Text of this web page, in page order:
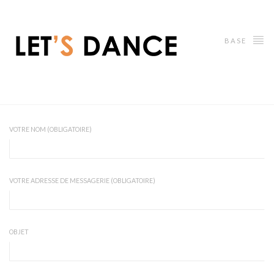
BASE
VOTRE NOM (OBLIGATOIRE)
VOTRE ADRESSE DE MESSAGERIE (OBLIGATOIRE)
OBJET